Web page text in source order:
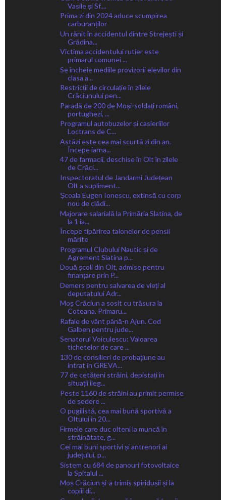
Vasile și Sf....
Prima zi din 2024 aduce scumpirea
carburanților
Un rănit în accidentul dintre Strejești și
Grădina...
Victima accidentului rutier este
primarul comunei ...
Se încheie mediile provizorii elevilor din
clasa a...
Restricții de circulație în zilele
Crăciunului pen...
Paradă de 200 de Moși-soldați români,
portughezi, ...
Programul autobuzelor și casieriilor
Loctrans de C...
Astăzi este cea mai scurtă zi din an.
Începe iarna...
47 de farmacii, deschise în Olt în zilele
de Crăci...
Inspectoratul de Jandarmi Județean
Olt a supliment...
Școala Eugen Ionescu, extinsă cu corp
nou de clădi...
Majorare salarială la Primăria Slatina, de
la 1 ia...
Începe tipărirea talonelor de pensii
mărite
Programul Clubului Nautic și de
Agrement Slatina p...
Două școli din Olt, admise pentru
finanțare prin P...
Demers pentru salvarea de vieți al
deputatului Adr...
Moș Crăciun a sosit cu trăsura la
Coteana. Primaru...
Rafale de vânt până-n Ajun. Cod
Galben pentru jude...
Senatorul Voiculescu: Valoarea
tichetelor de care ...
130 de consilieri de probațiune au
intrat în GREVA...
77 de cetățeni străini, depistați în
situații ileg...
Peste 1160 de străini au primit permise
de ședere ...
O pugilistă, cea mai bună sportivă a
Oltului în 20...
Firmele care duc olteni la muncă în
străinătate, g...
Cei mai buni sportivi și antrenori ai
județului, p...
Sistem cu 684 de panouri fotovoltaice
la Spitalul ...
Moș Crăciun și-a trimis spiridușii și la
copiii di...